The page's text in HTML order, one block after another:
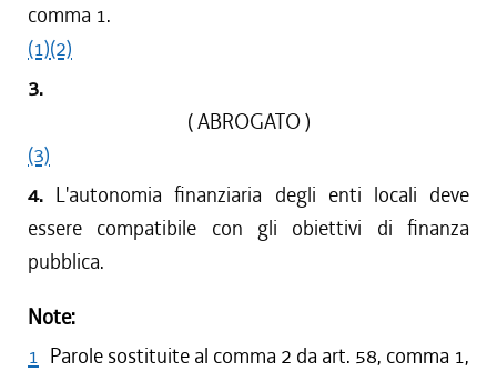
comma 1.
(1)(2)
3.
( ABROGATO )
(3)
4. L'autonomia finanziaria degli enti locali deve
essere compatibile con gli obiettivi di finanza
pubblica.
Note:
1 Parole sostituite al comma 2 da art. 58, comma 1,